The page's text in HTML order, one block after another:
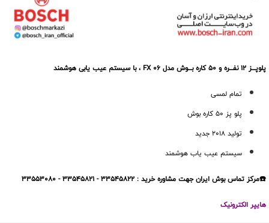
پلوپـــز 12 نفـــره و 50 کاره بـــوش مدل FX 06 ، با سیستم عیب یابی هوشمند
تمام لمسی
پلو پز 50 کاره بوش
تولید 2018 جدید
سیستم عیب یاب هوشمند
☎️مرکز تماس بوش ایران جهت مشاوره خرید : 33545822 - 33545821 - 33553080
هایپر الکترونیک